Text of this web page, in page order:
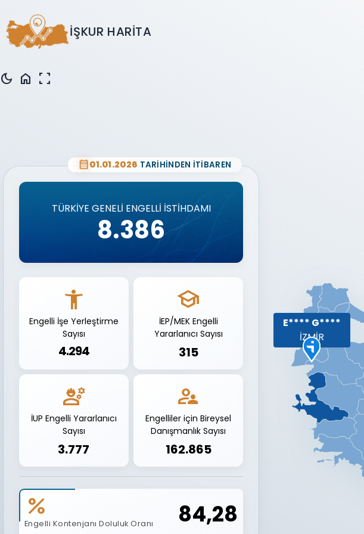
İŞKUR HARİTA
home fullscreen
calendar_month01.01.2026 TARİHİNDEN İTİBAREN
TÜRKİYE GENELİ ENGELLİ İSTİHDAMI
8.38
5
6
accessibility_new
Engelli İşe Yerleştirme
Sayısı
4.29
3
4
school
İEP/MEK Engelli
Yararlanıcı Sayısı
315
engineering
İUP Engelli Yararlanıcı
Sayısı
3.777
supervisor_account
Engelliler için Bireysel
Danışmanlık Sayısı
162.865
percent
Engelli Kontenjanı Doluluk Oranı 84,28
E**** G****
İZMİR